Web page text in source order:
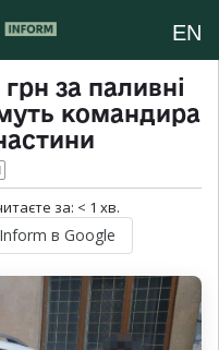
EN
за паливні
командира
за: < 1 хв.
в Google